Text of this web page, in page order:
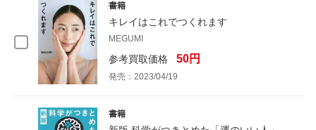
書籍
キレイはこれでつくれます
MEGUMI
参考買取価格 50円
発売：2023/04/19
書籍